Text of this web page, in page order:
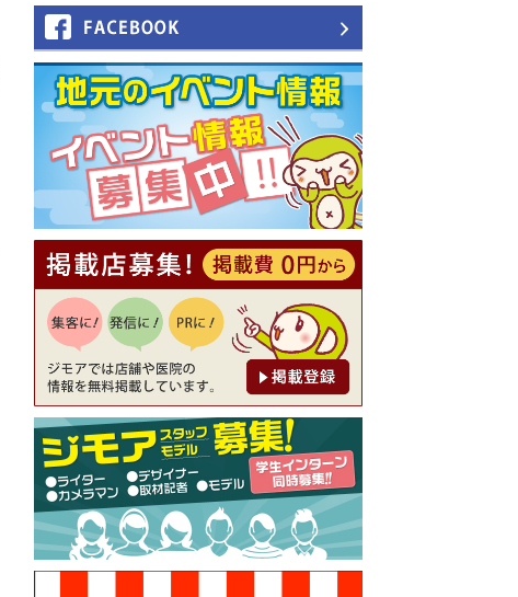
【ジモア読者特典2】コース 3,
500円→3,000円（料理5品+2
時間飲み放題）（創作イタリ
アン Pia Cuore（ピアクオー
レ））
[有効期限]2026年9月30日
【ジモア読者特典1】料理全品
20％OFF ※18時以降（創作イ
タリアン Pia Cuore（ピアクオ
ーレ））
[有効期限]2026年9月30日
【ジモア限定②】初回割引 特
価 鼻毛脱毛 半額 2,200円⇒1,1
00円（メンズ専門ワックス脱
毛サロン Mickle（ミック
ル））
[有効期限]2026年9月30日
【ジモア限定特典①】まつ毛
カール 3,850円→ 2,750円（Pr
emiere（プルミエール））
[有効期限]2026年9月30日
焼き餃子 一皿サービス（餃子
酒場たっちゃん 西早稲田
店）
[有効期限]2026年9月30日